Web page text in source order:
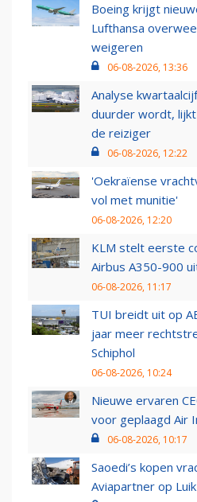
Boeing krijgt
Lufthansa
weigeren
06-08-2026, 13:36
Analyse
duurder wordt,
de reiziger
06-08-2026, 12:22
'Oekraïense
vol met munitie'
06-08-2026, 12:20
KLM stelt eerste
Airbus A350-900
06-08-2026, 11:17
TUI breidt uit op
jaar meer
Schiphol
06-08-2026, 10:24
Nieuwe ervaren
voor geplaagd Air
06-08-2026, 10:17
Saoedi’s kopen
Aviapartner op